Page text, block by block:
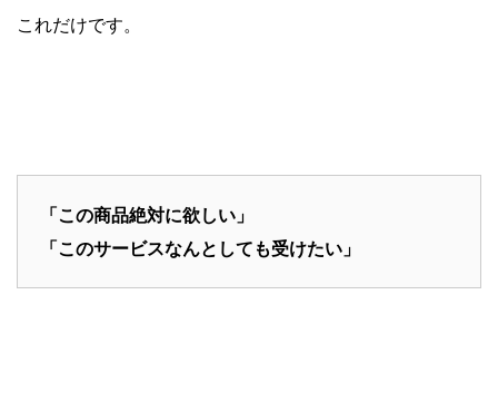
これだけです。
「この商品絶対に欲しい」
「このサービスなんとしても受けたい」